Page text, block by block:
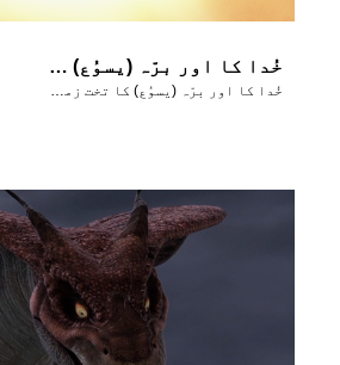
خُدا کا اور برّہ (یسوُع) کا تخت زمین پر ہوگا
خُدا کا اور برّہ (یسوُع) کا تخت زمین پر ہوگا